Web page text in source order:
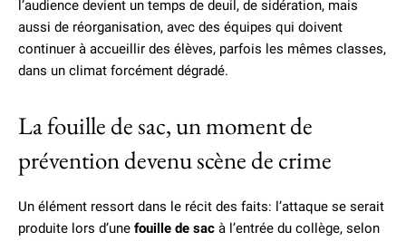
l’audience devient un temps de deuil, de sidération, mais
aussi de réorganisation, avec des équipes qui doivent
continuer à accueillir des élèves, parfois les mêmes classes,
dans un climat forcément dégradé.
La fouille de sac, un moment de
prévention devenu scène de crime
Un élément ressort dans le récit des faits: l’attaque se serait
produite lors d’une fouille de sac à l’entrée du collège, selon